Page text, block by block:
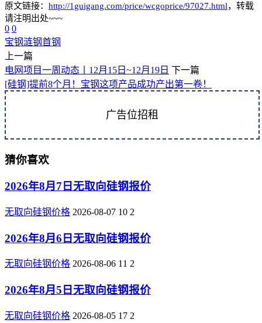
原文链接： http://1guigang.com/price/wcgoprice/97027.html，转载
请注明出处~~~
0 0
宝钢涟钢首钢
上一篇
电网项目一周动态丨12月15日~12月19日 下一篇
[硅钢]提前8个月！宝钢这项产品成功产出第一卷！
广告位招租
猜你喜欢
2026年8月7日无取向硅钢报价
无取向硅钢价格 2026-08-07 10 2
2026年8月6日无取向硅钢报价
无取向硅钢价格 2026-08-06 11 2
2026年8月5日无取向硅钢报价
无取向硅钢价格 2026-08-05 17 2